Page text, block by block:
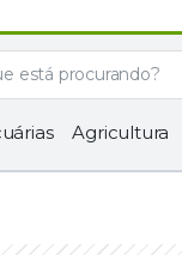
Agricultura